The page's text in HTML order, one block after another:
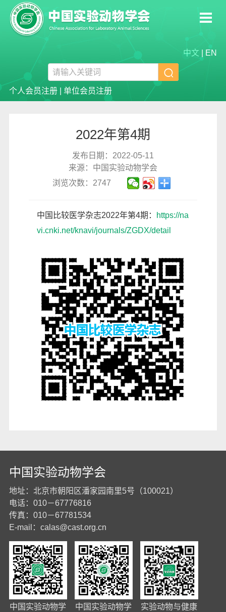
中文 EN

个人会员注册| 单位会员注册
2022年第4期
发布日期：2022-05-11
来源：中国实验动物学会
浏览次数：2747
中国比较医学杂志2022年第4期：
https://na
vi.cnki.net/knavi/journals/ZGDX/detail
中国实验动物学会
地址：北京市朝阳区潘家园南里5号（100021）
电话：010－67776816
传真：010－67781534
E-mail： calas@cast.org.cn
中国实验动物学
中国实验动物学
实验动物与健康